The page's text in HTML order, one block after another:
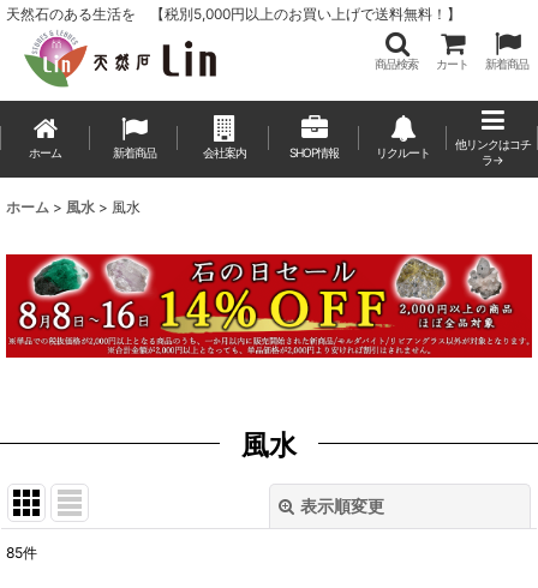
天然石のある生活を 【税別5,000円以上のお買い上げで送料無料！】
商品検索 カート 新着商品
ホーム 新着商品 会社案内 SHOP情報 リクルート
他リンクはコチ
ラ→
ホーム > 風水 > 風水
風水
表示順変更
85件